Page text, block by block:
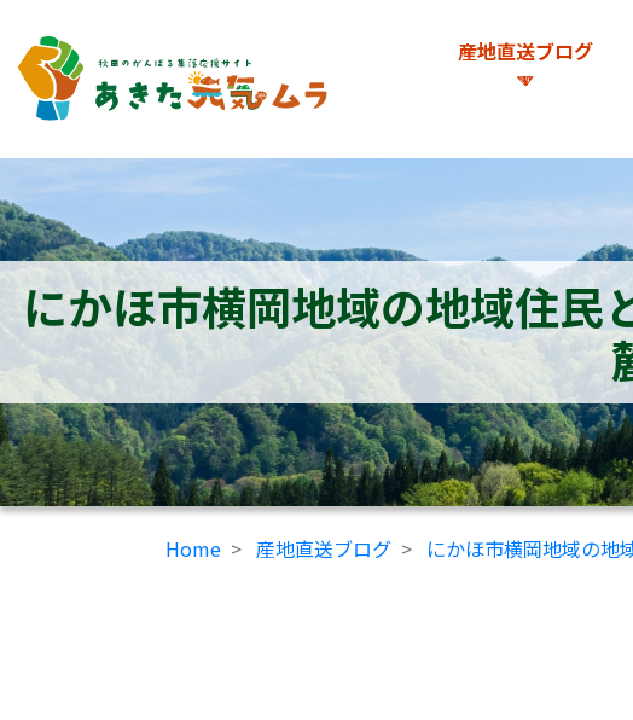
産地直送ブログ
にかほ市横岡地域の地域住民
Home 産地直送ブログ にかほ市横岡地域の地